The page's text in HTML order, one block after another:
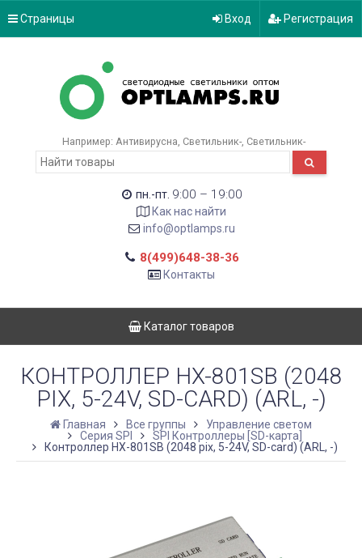
Страницы Вход Регистрация
Например: Антивирусна Светильник- Светильник-
пн.-пт. 9:00 – 19:00
Как нас найти
info@optlamps.ru
8(499)648-38-36
Контакты
Каталог товаров
КОНТРОЛЛЕР HX-801SB (2048
PIX, 5-24V, SD-CARD) (ARL, -)
Главная Все группы
Управление светом
Серия SPI
SPI Контроллеры [SD-карта]
Контроллер HX-801SB (2048 pix, 5-24V, SD-card) (ARL, -)